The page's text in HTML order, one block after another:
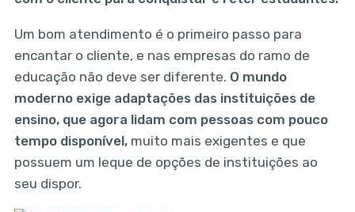
Um bom atendimento é o primeiro passo para
encantar o cliente, e nas empresas do ramo de
educação não deve ser diferente. O mundo
moderno exige adaptações das instituições de
ensino, que agora lidam com pessoas com pouco
tempo disponível,muito mais exigentes e que
possuem um leque de opções de instituições ao
seu dispor.